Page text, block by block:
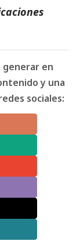
generar en
y una
sociales: